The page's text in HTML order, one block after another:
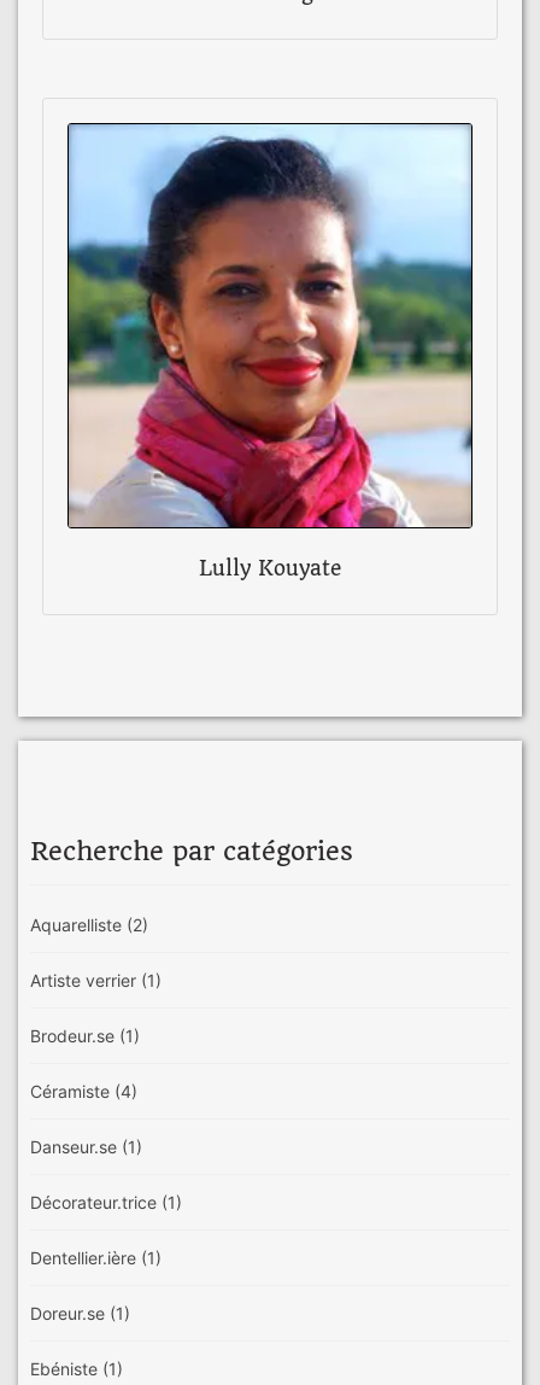
Recherche par catégories
Aquarelliste (2)
Artiste verrier (1)
Brodeur.se (1)
Céramiste (4)
Danseur.se (1)
Décorateur.trice (1)
Dentellier.ière (1)
Doreur.se (1)
Ebéniste (1)
Lully Kouyate